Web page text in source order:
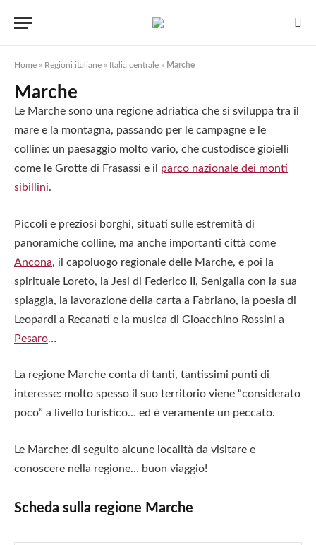
Home » Regioni italiane » Italia centrale » Marche
Marche
Le Marche sono una regione adriatica che si sviluppa tra il
mare e la montagna, passando per le campagne e le
colline: un paesaggio molto vario, che custodisce gioielli
come le Grotte di Frasassi e il parco nazionale dei monti
sibillini.
Piccoli e preziosi borghi, situati sulle estremità di
panoramiche colline, ma anche importanti città come
Ancona, il capoluogo regionale delle Marche, e poi la
spirituale Loreto, la Jesi di Federico II, Senigalia con la sua
spiaggia, la lavorazione della carta a Fabriano, la poesia di
Leopardi a Recanati e la musica di Gioacchino Rossini a
Pesaro…
La regione Marche conta di tanti, tantissimi punti di
interesse: molto spesso il suo territorio viene “considerato
poco” a livello turistico… ed è veramente un peccato.
Le Marche: di seguito alcune località da visitare e
conoscere nella regione… buon viaggio!
Scheda sulla regione Marche